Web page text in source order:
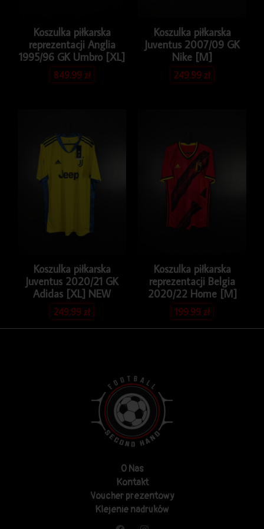
Koszulka piłkarska
reprezentacji Anglia
1995/96 GK Umbro [XL]
849.99zł
Koszulka piłkarska
Juventus 2007/09 GK
Nike [M]
249.99zł
Koszulka piłkarska
Juventus 2020/21 GK
Adidas [XL] NEW
249.99zł
Koszulka piłkarska
reprezentacji Belgia
2020/22 Home [M]
199.99zł
O Nas
Kontakt
Voucher prezentowy
Klejenie nadruków